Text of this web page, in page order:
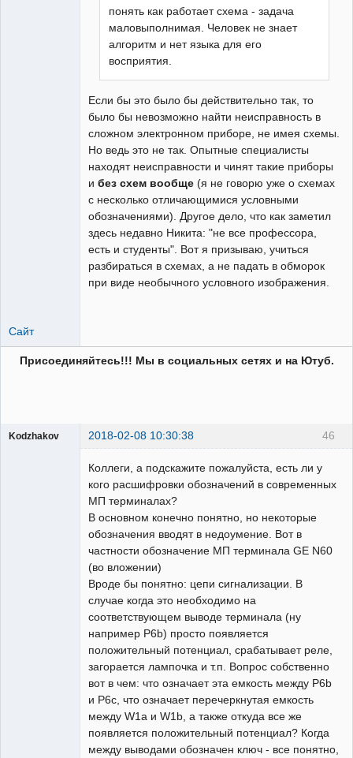
понять как работает схема - задача
маловыполнимая. Человек не знает
алгоритм и нет языка для его
восприятия.
Если бы это было бы действительно так, то
было бы невозможно найти неисправность в
сложном электронном приборе, не имея схемы.
Но ведь это не так. Опытные специалисты
находят неисправности и чинят такие приборы
и без схем вообще (я не говорю уже о схемах
с несколько отличающимися условными
обозначениями). Другое дело, что как заметил
здесь недавно Никита: "не все профессора,
есть и студенты". Вот я призываю, учиться
разбираться в схемах, а не падать в обморок
при виде необычного условного изображения.
Сайт
Присоединяйтесь!!! Мы в социальных сетях и на Ютуб.
46
Kodzhakov 2018-02-08 10:30:38
Коллеги, а подскажите пожалуйста, есть ли у
кого расшифровки обозначений в современных
МП терминалах?
В основном конечно понятно, но некоторые
обозначения вводят в недоумение. Вот в
частности обозначение МП терминала GE N60
(во вложении)
Вроде бы понятно: цепи сигнализации. В
случае когда это необходимо на
соответствующем выводе терминала (ну
например P6b) просто появляется
положительный потенциал, срабатывает реле,
загорается лампочка и т.п. Вопрос собственно
вот в чем: что означает эта емкость между P6b
и P6c, что означает перечеркнутая емкость
между W1a и W1b, а также откуда все же
появляется положительный потенциал? Когда
между выводами обозначен ключ - все понятно,